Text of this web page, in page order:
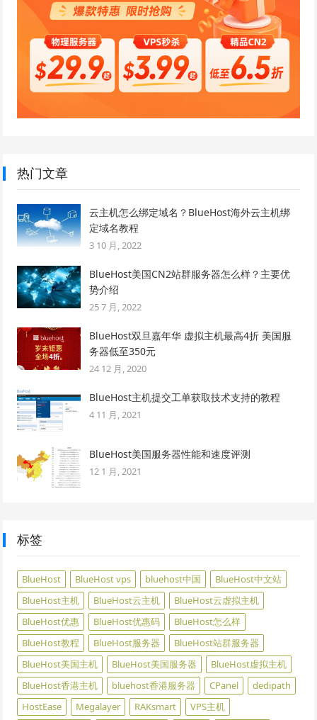
热门文章
云主机怎么绑定域名？BlueHost海外云主机绑
定域名教程
3 10 月, 2022
BlueHost美国CN2站群服务器怎么样？主要优
势介绍
25 7 月, 2022
BlueHost双旦嘉年华 虚拟主机最高4折 美国服
务器低至350元
24 12 月, 2020
BlueHost主机提交工单获取技术支持的教程
4 11 月, 2021
BlueHost美国服务器性能和速度评测
12 1 月, 2021
标签
BlueHost BlueHost vps bluehost中国
BlueHost中文站
BlueHost主机
BlueHost云主机
BlueHost云虚拟主机
BlueHost优惠
BlueHost优惠码
BlueHost怎么样
BlueHost教程
BlueHost服务器
BlueHost站群服务器
BlueHost美国主机
BlueHost美国服务器
BlueHost虚拟主机
BlueHost香港主机
bluehost香港服务器 CPanel
dedipath
HostEase
Megalayer RAKsmart VPS主机